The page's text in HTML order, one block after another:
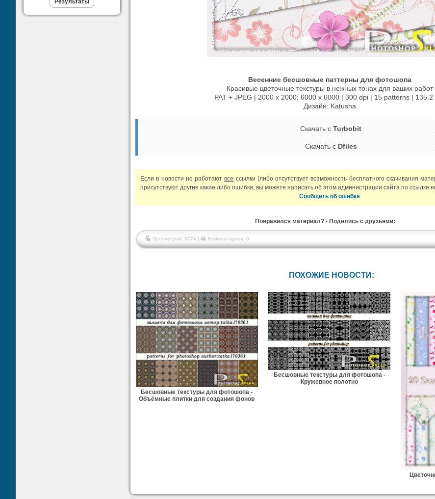
Весенние бесшовные паттерны для фотошопа
Красивые цветочные текстуры в нежных тонах для ваших работ
PAT + JPEG | 2000 x 2000; 6000 x 6000 | 300 dpi | 15 patterns | 135.2
Дизайн: Katusha
Скачать с Turbobit
Скачать с Dfiles
Если в новости не работаютвсе ссылки (либо отсутствует возможность бесплатного скачивания
присутствуют другие какие либо ошибки, вы можете написать об этом администрации сайта по ссылке
Сообщить об ошибке
Понравился материал? - Поделись с друзьями:
Просмотров: 3774 | Комментариев: 0
ПОХОЖИЕ НОВОСТИ:
Бесшовные текстуры для фотошопа -
Объёмные плитки для создания фонов
Бесшовные текстуры для фотошопа -
Кружевное полотно